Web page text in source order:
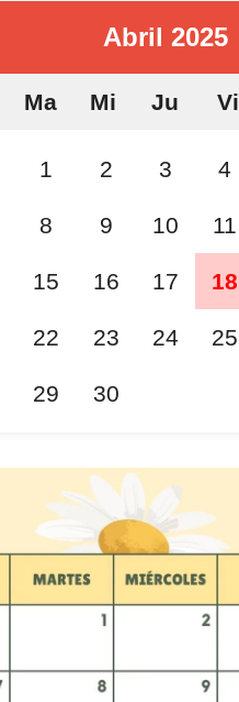
Abril 2025
Ma Mi Ju Vi
1 2 3 4
8 9 10 11
15 16 17 18
22 23 24 25
29 30